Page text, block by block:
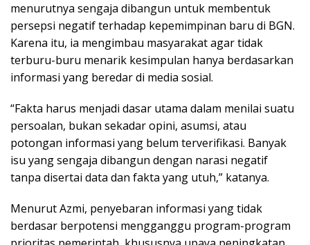
menurutnya sengaja dibangun untuk membentuk
persepsi negatif terhadap kepemimpinan baru di BGN.
Karena itu, ia mengimbau masyarakat agar tidak
terburu-buru menarik kesimpulan hanya berdasarkan
informasi yang beredar di media sosial.
“Fakta harus menjadi dasar utama dalam menilai suatu
persoalan, bukan sekadar opini, asumsi, atau
potongan informasi yang belum terverifikasi. Banyak
isu yang sengaja dibangun dengan narasi negatif
tanpa disertai data dan fakta yang utuh,” katanya.
Menurut Azmi, penyebaran informasi yang tidak
berdasar berpotensi mengganggu program-program